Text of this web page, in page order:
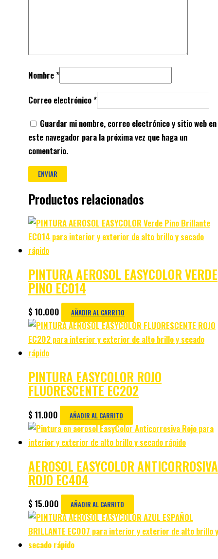
Nombre*
Correo electrónico*
Guardar mi nombre, correo electrónico y sitio web en
este navegador para la próxima vez que haga un
comentario.
Productos relacionados
PINTURA AEROSOL EASYCOLOR VERDE
PINO EC014
$ 10.000 AÑADIR AL CARRITO
PINTURA EASYCOLOR ROJO
FLUORESCENTE EC202
$ 11.000 AÑADIR AL CARRITO
AEROSOL EASYCOLOR ANTICORROSIVA
ROJO EC404
$ 15.000 AÑADIR AL CARRITO